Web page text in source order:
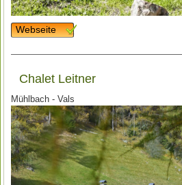
Webseite
Chalet Leitner
Mühlbach - Vals